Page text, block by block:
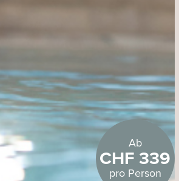
Ab
CHF 339
pro Person